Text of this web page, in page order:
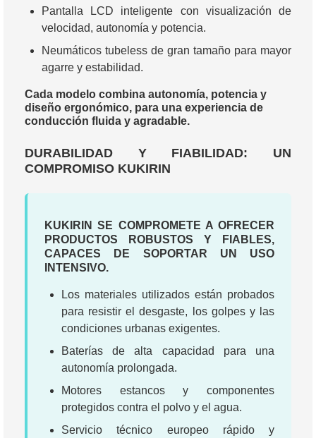
Pantalla LCD inteligente con visualización de
velocidad, autonomía y potencia.
Neumáticos tubeless de gran tamaño para mayor
agarre y estabilidad.
Cada modelo combina autonomía, potencia y
diseño ergonómico, para una experiencia de
conducción fluida y agradable.
DURABILIDAD Y FIABILIDAD: UN
COMPROMISO KUKIRIN
KUKIRIN SE COMPROMETE A OFRECER
PRODUCTOS ROBUSTOS Y FIABLES,
CAPACES DE SOPORTAR UN USO
INTENSIVO.
Los materiales utilizados están probados
para resistir el desgaste, los golpes y las
condiciones urbanas exigentes.
Baterías de alta capacidad para una
autonomía prolongada.
Motores estancos y componentes
protegidos contra el polvo y el agua.
Servicio técnico europeo rápido y